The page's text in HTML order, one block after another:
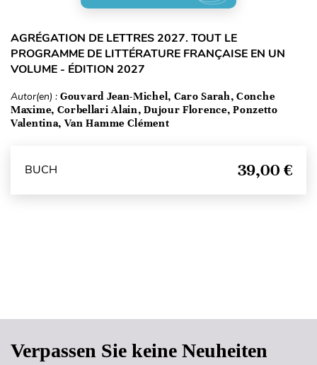
AGRÉGATION DE LETTRES 2027. TOUT LE
PROGRAMME DE LITTÉRATURE FRANÇAISE EN UN
VOLUME - ÉDITION 2027
Autor(en) : Gouvard Jean-Michel, Caro Sarah, Conche
Maxime, Corbellari Alain, Dujour Florence, Ponzetto
Valentina, Van Hamme Clément
BUCH 39,00 €
Verpassen Sie keine Neuheiten